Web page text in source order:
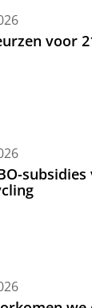
voor